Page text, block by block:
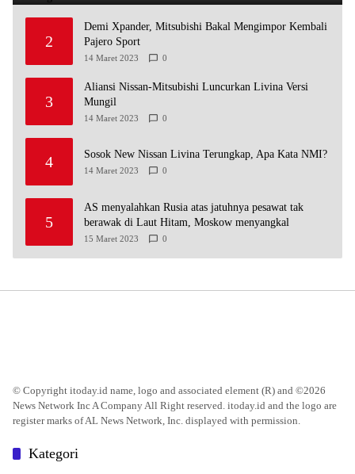
2
Demi Xpander, Mitsubishi Bakal Mengimpor Kembali
Pajero Sport
14 Maret 2023 0
3
Aliansi Nissan-Mitsubishi Luncurkan Livina Versi
Mungil
14 Maret 2023 0
4 Sosok New Nissan Livina Terungkap, Apa Kata NMI?
14 Maret 2023 0
5
AS menyalahkan Rusia atas jatuhnya pesawat tak
berawak di Laut Hitam, Moskow menyangkal
15 Maret 2023 0
© Copyright itoday.id name, logo and associated element (R) and ©2026
News Network Inc A Company All Right reserved. itoday.id and the logo are
register marks of AL News Network, Inc. displayed with permission.
Kategori